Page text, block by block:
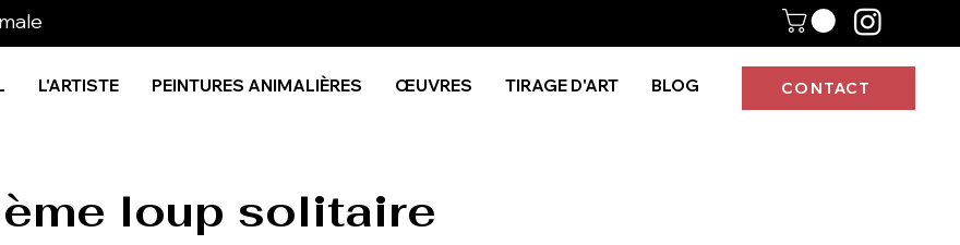
L'ARTISTE PEINTURES ANIMALIÈRES ŒUVRES TIRAGE D'ART BLOG CONTACT
loup solitaire